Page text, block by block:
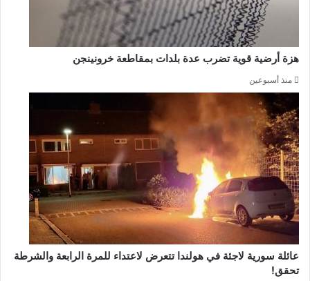
هزة أرضية قوية تضرب عدة بلدات بمقاطعة خرونينجن
منذ أسبوعين
عائلة سورية لاجئة في هولندا تتعرض لاعتداء للمرة الرابعة والشرطة
تحقق!